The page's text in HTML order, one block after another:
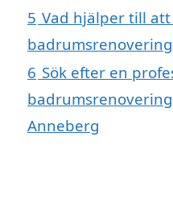
5 Vad hjälper till
6 Sök efter en
Anneberg